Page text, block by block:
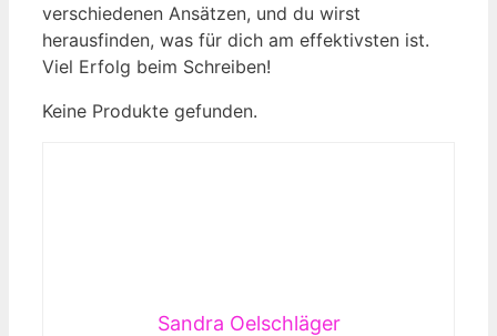
verschiedenen Ansätzen, und du wirst
herausfinden, was für dich am effektivsten ist.
Viel Erfolg beim Schreiben!
Keine Produkte gefunden.
Sandra Oelschläger